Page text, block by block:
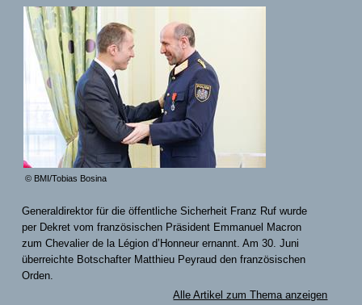
© BMI/Tobias Bosina
Generaldirektor für die öffentliche Sicherheit Franz Ruf wurde
per Dekret vom französischen Präsident Emmanuel Macron
zum Chevalier de la Légion d’Honneur ernannt. Am 30. Juni
überreichte Botschafter Matthieu Peyraud den französischen
Orden.
Alle Artikel zum Thema anzeigen